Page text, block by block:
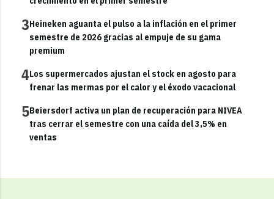
3Heineken aguanta el pulso a la inflación en el primer
semestre de 2026 gracias al empuje de su gama
premium
4Los supermercados ajustan el stock en agosto para
frenar las mermas por el calor y el éxodo vacacional
5Beiersdorf activa un plan de recuperación para NIVEA
tras cerrar el semestre con una caída del 3,5% en
ventas